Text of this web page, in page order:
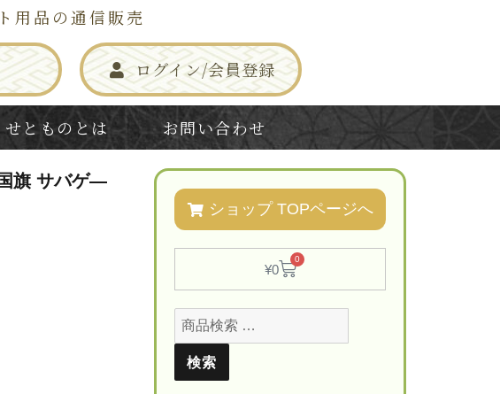
用品の通信販売
ログイン/会員登録
せとものとは お問い合わせ
旗 サバゲ―
ショップ TOPページへ
¥0
0
検索